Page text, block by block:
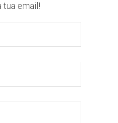
tua email!